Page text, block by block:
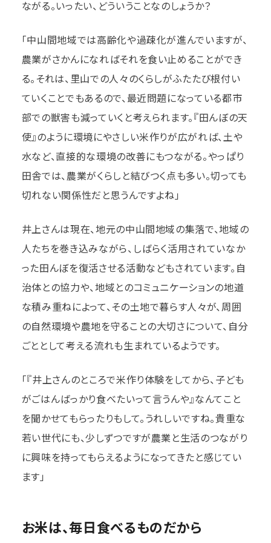
ながる。いったい、どういうことなのしょうか？
「中山間地域では高齢化や過疎化が進んでいますが、
農業がさかんになればそれを食い止めることができ
る。それは、里山での人々のくらしがふたたび根付い
ていくことでもあるので、最近問題になっている都市
部での獣害も減っていくと考えられます。『田んぼの天
使』のように環境にやさしい米作りが広がれば、土や
水など、直接的な環境の改善にもつながる。やっぱり
田舎では、農業がくらしと結びつく点も多い。切っても
切れない関係性だと思うんですよね」
井上さんは現在、地元の中山間地域の集落で、地域の
人たちを巻き込みながら、しばらく活用されていなか
った田んぼを復活させる活動などもされています。自
治体との協力や、地域とのコミュニケーションの地道
な積み重ねによって、その土地で暮らす人々が、周囲
の自然環境や農地を守ることの大切さについて、自分
ごととして考える流れも生まれているようです。
「『井上さんのところで米作り体験をしてから、子ども
がごはんばっかり食べたいって言うんや』なんてこと
を聞かせてもらったりもして。うれしいですね。貴重な
若い世代にも、少しずつですが農業と生活のつながり
に興味を持ってもらえるようになってきたと感じてい
ます」
お米は、毎日食べるものだから